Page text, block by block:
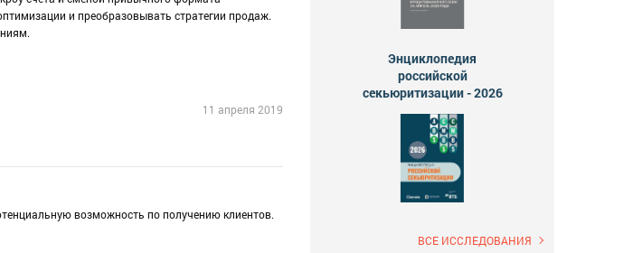
и преобразовывать стратегии продаж.
11 апреля 2019
возможность по получению клиентов.
Энциклопедия
российской
секьюритизации - 2026
ВСЕ ИССЛЕДОВАНИЯ